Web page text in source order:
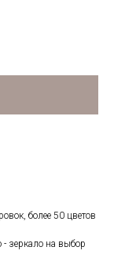
более 50 цветов
зеркало на выбор